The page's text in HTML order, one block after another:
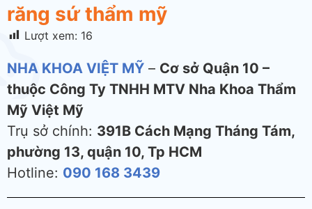
răng sứ thẩm mỹ
Lượt xem: 16
NHA KHOA VIỆT MỸ – Cơ sở Quận 10 –
thuộc Công Ty TNHH MTV Nha Khoa Thẩm
Mỹ Việt Mỹ
Trụ sở chính: 391B Cách Mạng Tháng Tám,
phường 13, quận 10, Tp HCM
Hotline: 090 168 3439